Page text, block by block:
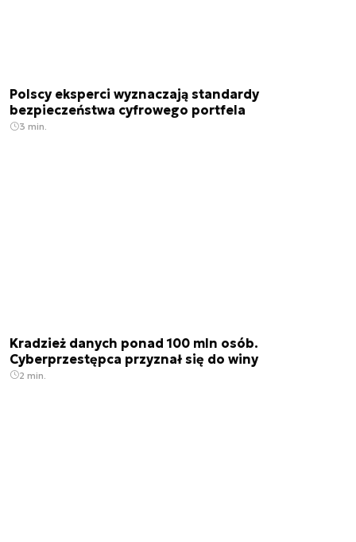
Polscy eksperci wyznaczają standardy
bezpieczeństwa cyfrowego portfela
3 min.
Kradzież danych ponad 100 mln osób.
Cyberprzestępca przyznał się do winy
2 min.